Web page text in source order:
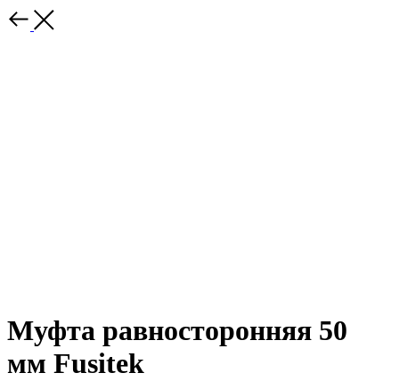
Муфта равносторонняя 50
мм Fusitek